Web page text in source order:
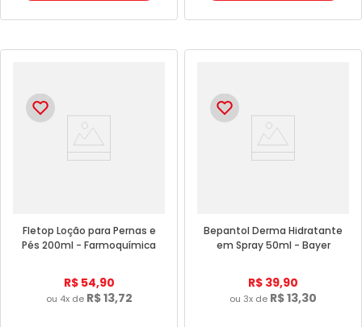
Fletop Loção para Pernas e
Pés 200ml - Farmoquímica
R$ 54,90
ou 4x de R$13,72
Bepantol Derma Hidratante
em Spray 50ml - Bayer
R$ 39,90
ou 3x de R$13,30